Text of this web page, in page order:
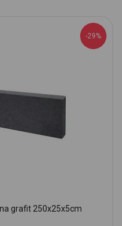
-29%
grafit 250x25x5cm